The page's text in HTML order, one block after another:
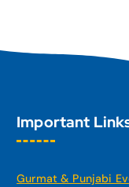
Important
Gurmat & Punjabi